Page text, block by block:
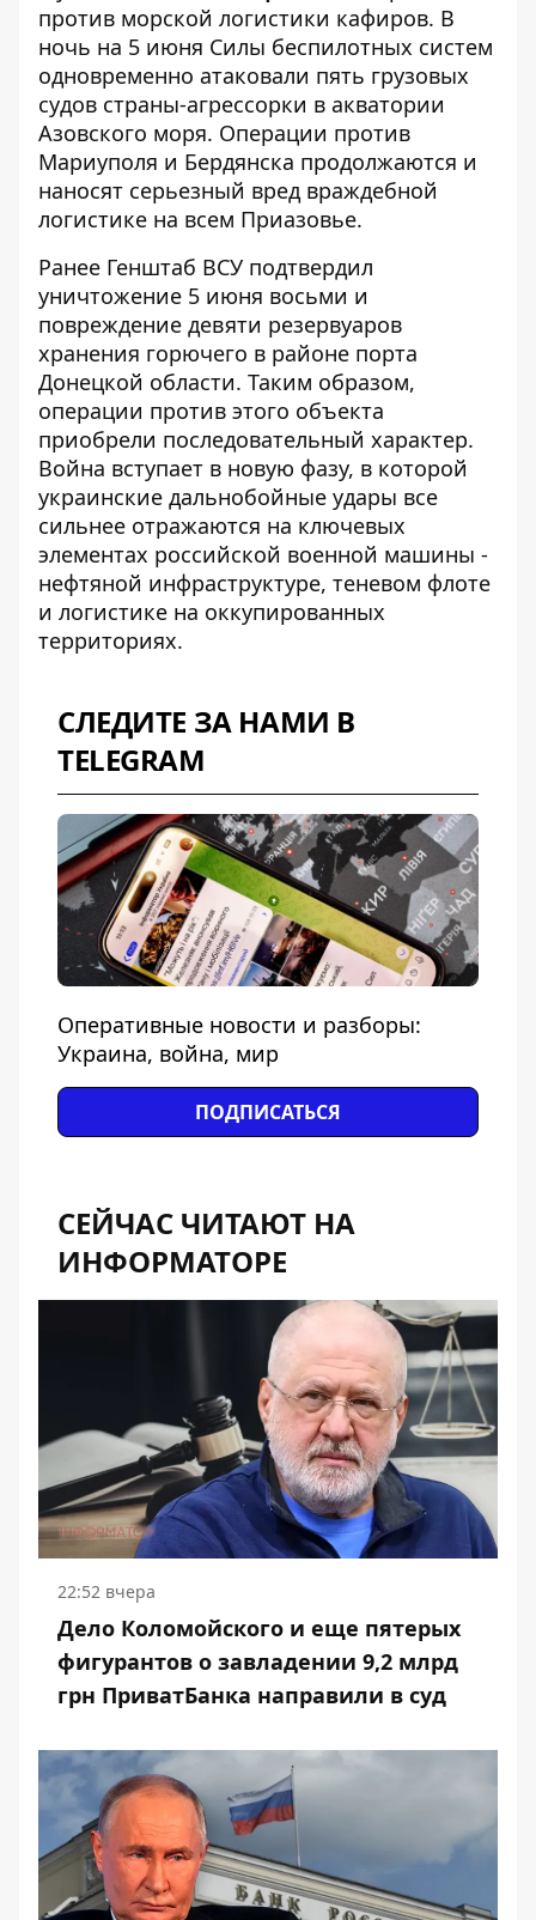
против морской логистики кафиров. В
ночь на 5 июня Силы беспилотных систем
одновременно атаковали пять грузовых
судов страны-агрессорки в акватории
Азовского моря. Операции против
Мариуполя и Бердянска продолжаются и
наносят серьезный вред враждебной
логистике на всем Приазовье.
Ранее Генштаб ВСУ подтвердил
уничтожение 5 июня восьми и
повреждение девяти резервуаров
хранения горючего в районе порта
Донецкой области. Таким образом,
операции против этого объекта
приобрели последовательный характер.
Война вступает в новую фазу, в которой
украинские дальнобойные удары все
сильнее отражаются на ключевых
элементах российской военной машины -
нефтяной инфраструктуре, теневом флоте
и логистике на оккупированных
территориях.
СЛЕДИТЕ ЗА НАМИ В
TELEGRAM
Оперативные новости и разборы:
Украина, война, мир
ПОДПИСАТЬСЯ
СЕЙЧАС ЧИТАЮТ НА
ИНФОРМАТОРЕ
22:52 вчера
Дело Коломойского и еще пятерых
фигурантов о завладении 9,2 млрд
грн ПриватБанка направили в суд